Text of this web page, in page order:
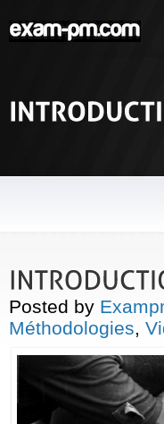
Posted by
Méthodologies,